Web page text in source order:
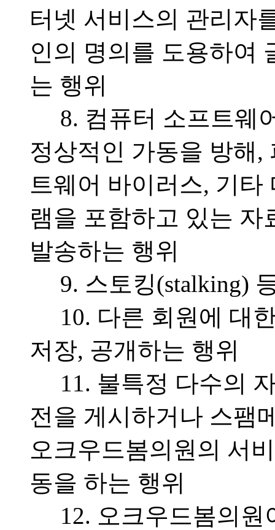
터넷 서비스의 관리자
인의 명의를 도용하여
는 행위
8. 컴퓨터 소프트웨
정상적인 가동을 방해,
트웨어 바이러스, 기타
램을 포함하고 있는
발송하는 행위
9. 스토킹(stalking)
10. 다른 회원에 대
저장, 공개하는 행위
11. 불특정 다수의
전을 게시하거나 스팸
오크우드봄의원의 서
동을 하는 행위
12. 오크우드봄의